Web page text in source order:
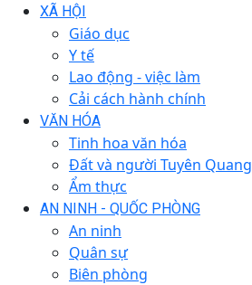
XÃ HỘI
Giáo dục
Y tế
Lao động - việc làm
Cải cách hành chính
VĂN HÓA
Tinh hoa văn hóa
Đất và người Tuyên Quang
Ẩm thực
AN NINH - QUỐC PHÒNG
An ninh
Quân sự
Biên phòng